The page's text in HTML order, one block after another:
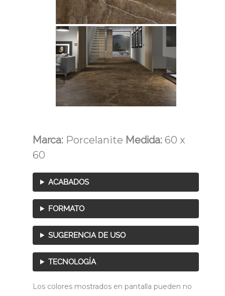
Marca: Porcelanite Medida: 60 x
60
ACABADOS
FORMATO
SUGERENCIA DE USO
TECNOLOGÍA
Los colores mostrados en pantalla pueden no